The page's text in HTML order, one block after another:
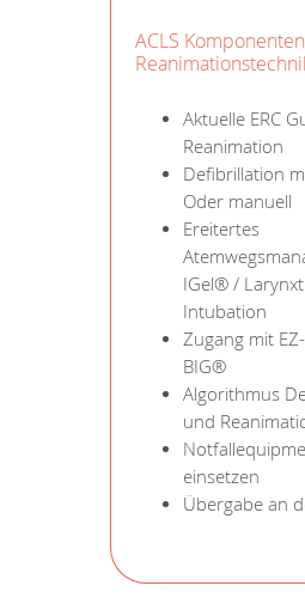
ACLS
Aktuelle ERC
Reanimation
Defibrillation
Oder manuell
Ereitertes
IGel® /
Intubation
Zugang mit
BIG®
Algorithmus
und
einsetzen
Übergabe an